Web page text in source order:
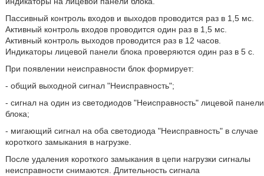
Пассивный контроль входов и выходов проводится раз в 1,5 мс.
Активный контроль входов проводится один раз в 1,5 мс.
Активный контроль выходов проводится раз в 12 часов.
Индикаторы лицевой панели блока проверяются один раз в 5 с.
При появлении неисправности блок формирует:
- общий выходной сигнал "Неисправность";
- сигнал на один из светодиодов "Неисправность" лицевой панели
блока;
- мигающий сигнал на оба светодиода "Неисправность" в случае
короткого замыкания в нагрузке.
После удаления короткого замыкания в цепи нагрузки сигналы
неисправности снимаются. Длительность сигнала